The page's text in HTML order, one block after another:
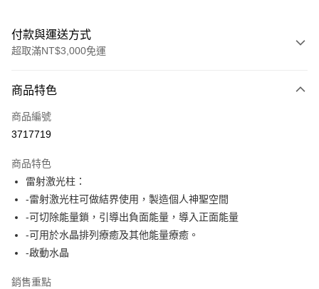
付款與運送方式
超取滿NT$3,000免運
信用卡一次付款
超商取貨付款
Apple Pay
街口支付
悠遊付
ATM付款
商品特色
商品編號
3717719
商品特色
雷射激光柱：
-雷射激光柱可做結界使用，製造個人神聖空間
-可切除能量鎖，引導出負面能量，導入正面能量
-可用於水晶排列療癒及其他能量療癒。
-啟動水晶
銷售重點